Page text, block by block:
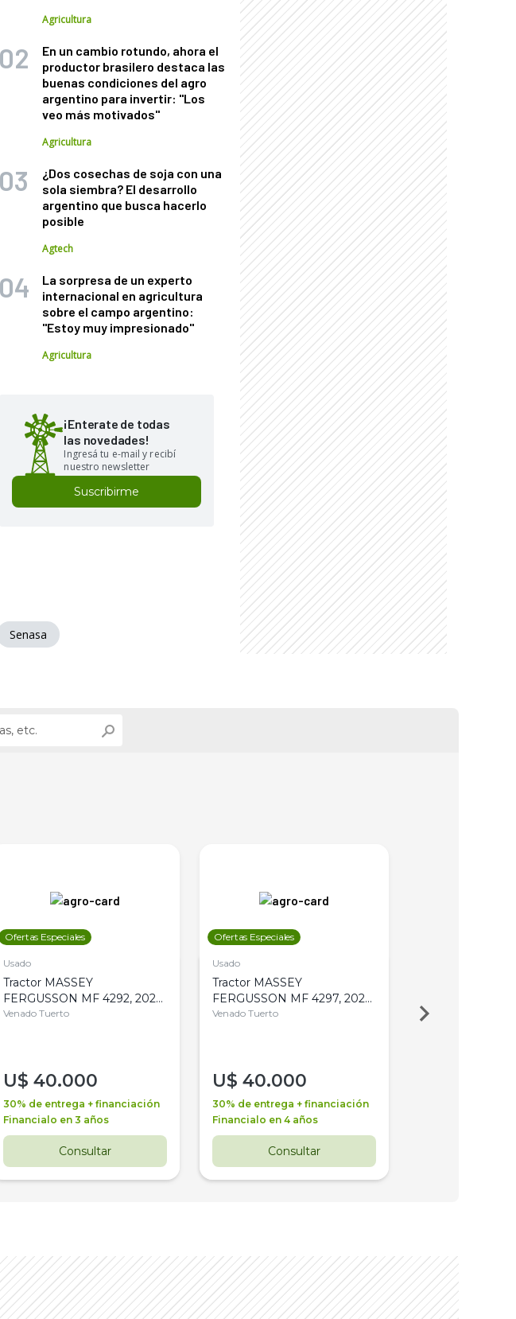
Agricultura
En un cambio rotundo, ahora el
productor brasilero destaca las
buenas condiciones del agro
argentino para invertir: "Los
veo más motivados"
Agricultura
¿Dos cosechas de soja con una
sola siembra? El desarrollo
argentino que busca hacerlo
posible
Agtech
La sorpresa de un experto
internacional en agricultura
sobre el campo argentino:
"Estoy muy impresionado"
Agricultura
¡Enterate de todas
las novedades!
Ingresá tu e-mail y recibí
nuestro newsletter
Suscribirme
Senasa
Ofertas Especiales
Usado
Tractor MASSEY
FERGUSSON MF 4292, 2020,
4WD, PATON
Venado Tuerto
U$ 40.000
30% de entrega + financiación
Financialo en 3 años
Consultar
Ofertas Especiales
Usado
Tractor MASSEY
FERGUSSON MF 4297, 2020,
4WD, PATON
Venado Tuerto
U$ 40.000
30% de entrega + financiación
Financialo en 4 años
Consultar
Venado Tuerto